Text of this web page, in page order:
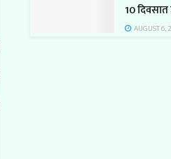
10
AUGUST 6,